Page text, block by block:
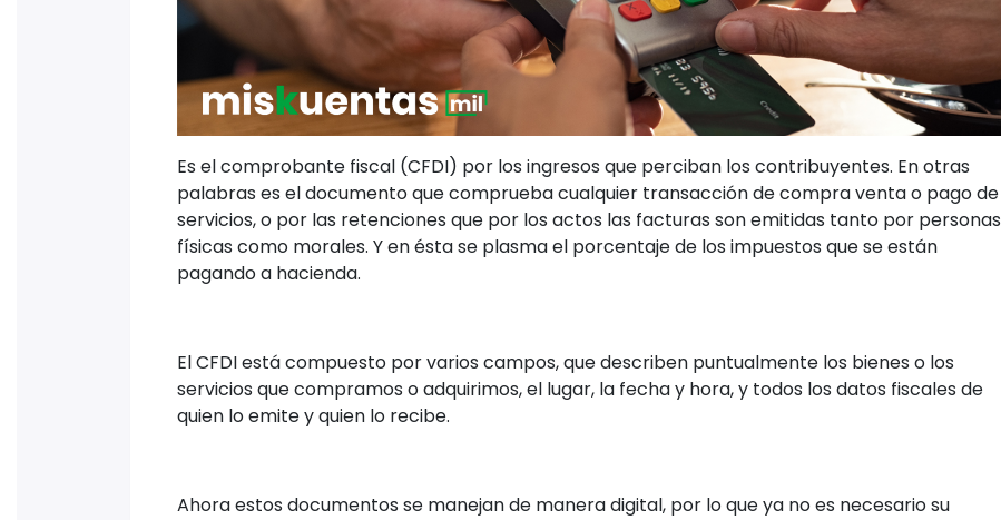
Es el comprobante fiscal (CFDI) por los ingresos que perciban los contribuyentes. En otras
palabras es el documento que comprueba cualquier transacción de compra venta o pago de
servicios, o por las retenciones que por los actos las facturas son emitidas tanto por personas
físicas como morales. Y en ésta se plasma el porcentaje de los impuestos que se están
pagando a hacienda.
El CFDI está compuesto por varios campos, que describen puntualmente los bienes o los
servicios que compramos o adquirimos, el lugar, la fecha y hora, y todos los datos fiscales de
quien lo emite y quien lo recibe.
Ahora estos documentos se manejan de manera digital, por lo que ya no es necesario su